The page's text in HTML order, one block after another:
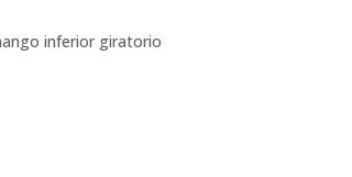
inferior giratorio